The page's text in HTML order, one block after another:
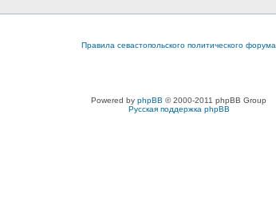
Правила севастопольского политического форума
Powered by phpBB © 2000-2011 phpBB Group
Русская поддержка phpBB